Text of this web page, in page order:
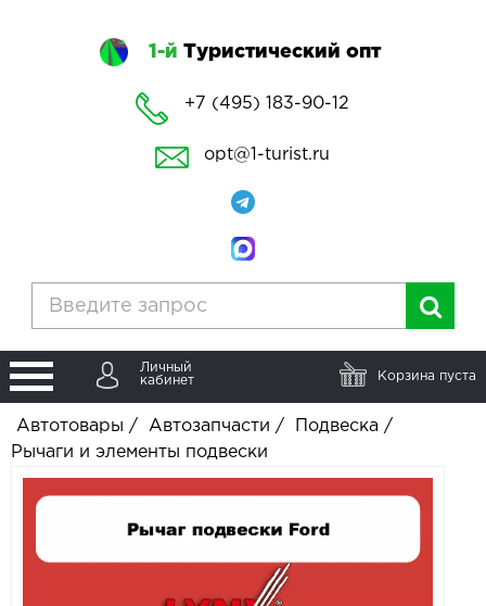
1-й Туристический опт
+7 (495) 183-90-12
opt@1-turist.ru
Личный
кабинет
Корзина пуста
Автотовары / Автозапчасти / Подвеска /
Рычаги и элементы подвески